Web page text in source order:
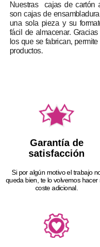
Nuestras cajas de cartón
son cajas de
una sola pieza y su
fácil de almacenar.
los que se fabrican,
productos.
Garantía de
satisfacción
Si por algún motivo el trabajo
queda bien, te lo volvemos hacer
coste adicional.